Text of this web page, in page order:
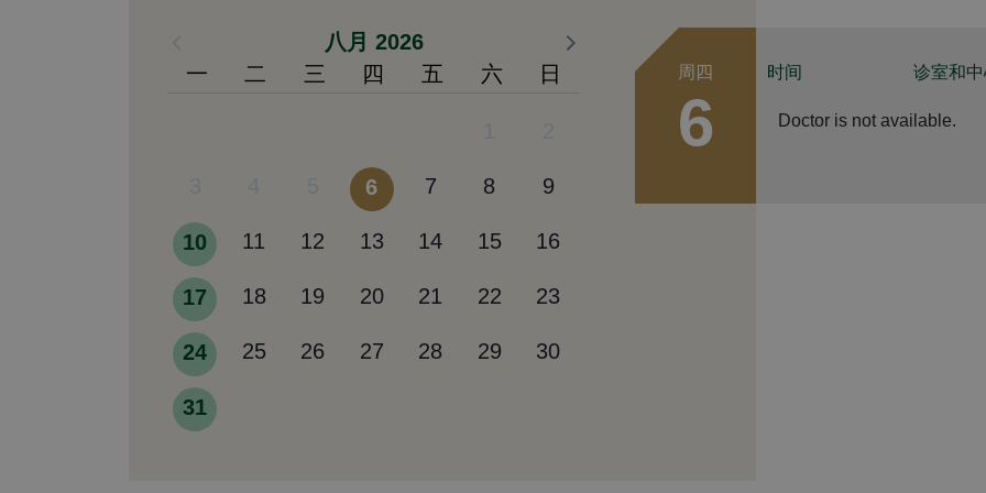
八月 2026
一 二 三 四 五 六 日
6 7 8 9
10 11 12 13 14 15 16
17 18 19 20 21 22 23
24 25 26 27 28 29 30
31
周四
6
时间 诊室和
Doctor is not available.